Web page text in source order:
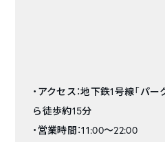
・アクセス：地下鉄1号線「パ
ら徒歩約15分
・営業時間：11:00～22:00